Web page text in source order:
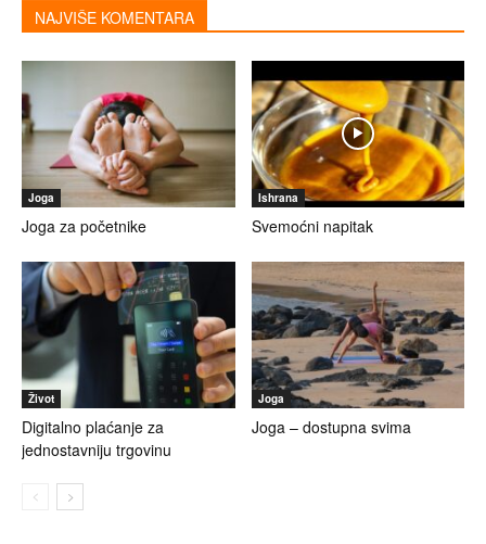
NAJVIŠE KOMENTARA
Joga
Joga za početnike
Ishrana
Svemoćni napitak
Život
Digitalno plaćanje za
jednostavniju trgovinu
Joga
Joga – dostupna svima